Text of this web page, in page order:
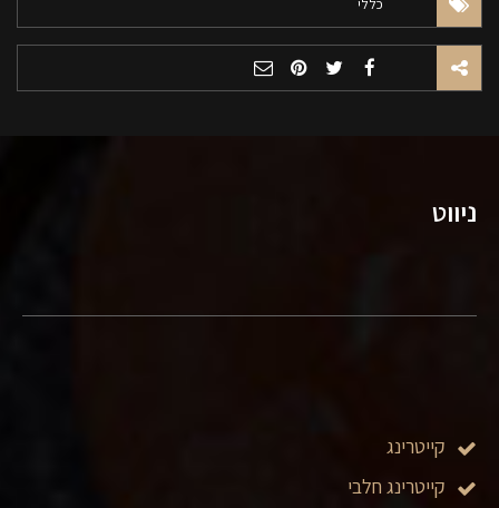
כללי
ניווט
קייטרינג
קייטרינג חלבי